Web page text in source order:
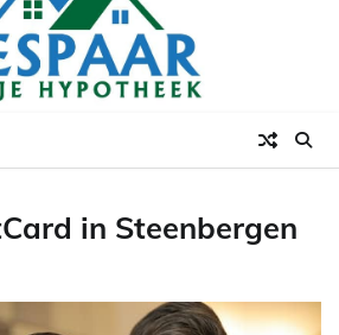
in Steenbergen